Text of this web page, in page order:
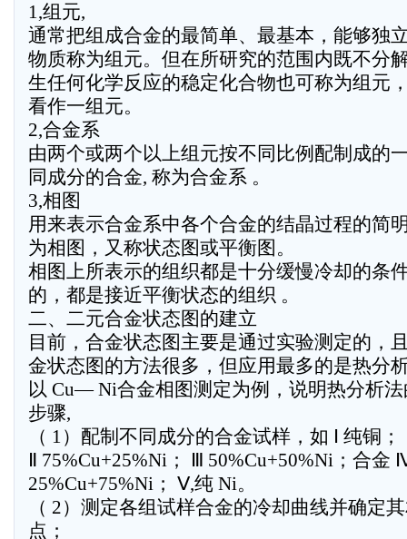
1,组元,
通常把组成合金的最简单、最基本，能够独
物质称为组元。但在所研究的范围内既不分
生任何化学反应的稳定化合物也可称为组元
看作一组元。
2,合金系
由两个或两个以上组元按不同比例配制成的
同成分的合金, 称为合金系 。
3,相图
用来表示合金系中各个合金的结晶过程的简
为相图，又称状态图或平衡图。
相图上所表示的组织都是十分缓慢冷却的条
的，都是接近平衡状态的组织 。
二、二元合金状态图的建立
目前，合金状态图主要是通过实验测定的，
金状态图的方法很多，但应用最多的是热分
以 Cu— Ni合金相图测定为例，说明热分析
步骤,
（ 1）配制不同成分的合金试样，如 Ⅰ 纯铜；
Ⅱ 75%Cu+25%Ni； Ⅲ 50%Cu+50%Ni；合金
25%Cu+75%Ni； Ⅴ,纯 Ni。
（ 2）测定各组试样合金的冷却曲线并确定
点；